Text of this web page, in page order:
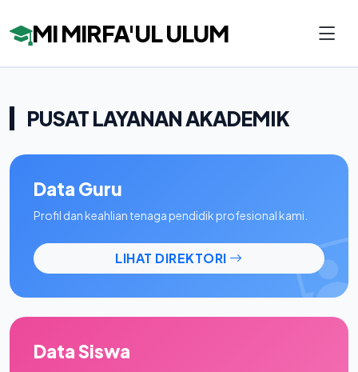
MI MIRFA'UL ULUM
PUSAT LAYANAN AKADEMIK
Data Guru
Profil dan keahlian tenaga pendidik profesional kami.
LIHAT DIREKTORI
Data Siswa